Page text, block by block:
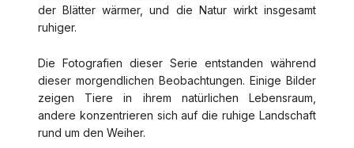
der Blätter wärmer, und die Natur wirkt insgesamt
ruhiger.
Die Fotografien dieser Serie entstanden während
dieser morgendlichen Beobachtungen. Einige Bilder
zeigen Tiere in ihrem natürlichen Lebensraum,
andere konzentrieren sich auf die ruhige Landschaft
rund um den Weiher.